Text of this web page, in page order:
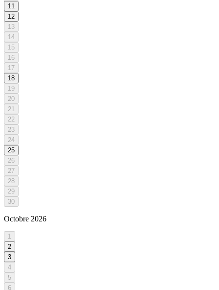
11
12
13
14
15
16
17
18
19
20
21
22
23
24
25
26
27
28
29
30
Octobre 2026
1
2
3
4
5
6